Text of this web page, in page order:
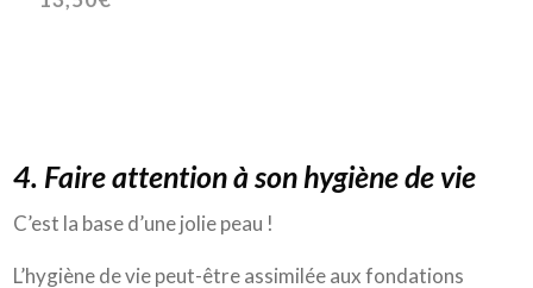
4. Faire attention à son hygiène de vie
C’est la base d’une jolie peau !
L’hygiène de vie peut-être assimilée aux fondations